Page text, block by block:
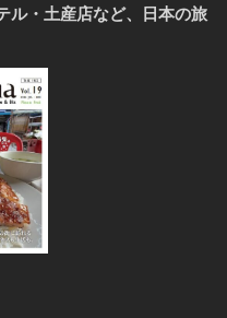
ル・土産店など、日本の旅